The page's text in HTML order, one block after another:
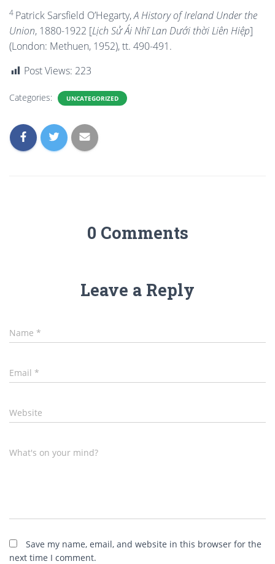
4 Patrick Sarsfield O’Hegarty,A History of Ireland Under the
Union, 1880-1922 [Lịch Sử Ái Nhĩ Lan Dưới thời Liên Hiệp]
(London: Methuen, 1952), tt. 490-491.
Post Views: 223
Categories: UNCATEGORIZED
0 Comments
Leave a Reply
Name *
Email *
Website
What's on your mind?
Save my name, email, and website in this browser for the
next time I comment.